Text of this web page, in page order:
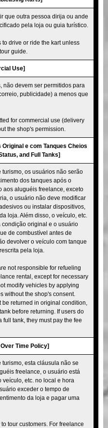
que outra pessoa dirija ou ande
pela loja ou guia turístico.
drive or ride the kart unless
guide.
Use]
não devem ser permitidos para
publicidade) a menos que
for commercial use (delivery
the shop's permission.
e com Tanques Cheios
and Full Tanks]
turismo, os usuários não serão
dos tanques após o
aos aluguéis freelance, exceto
o usuário não deve modificar
ou instalar dispositivos,
loja. Além disso, o veículo, etc.
original e o usuário
de combustível antes de
devolver o veículo com tanque
pela loja.
not responsible for refueling
rental, except for necessary
modify vehicles by applying
without the shop's consent.
returned in original condition,
before returning. If users do
full tank, they must pay the fee
Time Policy]
esta cláusula não se
freelance, o usuário está
etc. no local e hora
exceder o tempo de
da loja e pagar uma
tour customers. For freelance